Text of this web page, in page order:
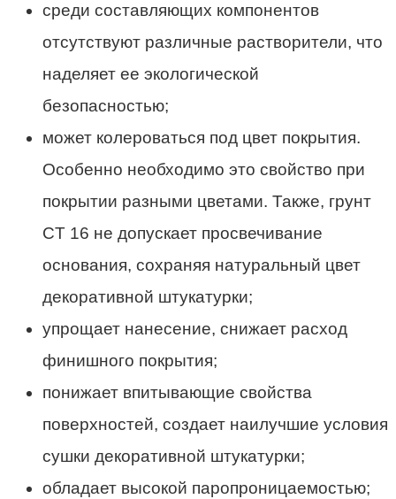
среди составляющих компонентов
отсутствуют различные растворители, что
наделяет ее экологической
безопасностью;
может колероваться под цвет покрытия.
Особенно необходимо это свойство при
покрытии разными цветами. Также, грунт
CT 16 не допускает просвечивание
основания, сохраняя натуральный цвет
декоративной штукатурки;
упрощает нанесение, снижает расход
финишного покрытия;
понижает впитывающие свойства
поверхностей, создает наилучшие условия
сушки декоративной штукатурки;
обладает высокой паропроницаемостью;